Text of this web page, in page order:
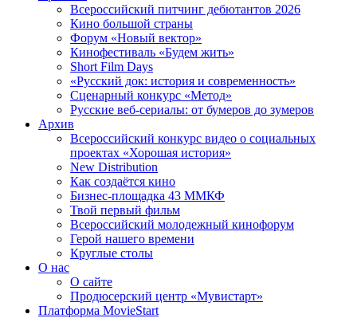
Всероссийский питчинг дебютантов 2026
Кино большой страны
Форум «Новый вектор»
Кинофестиваль «Будем жить»
Short Film Days
«Русский док: история и современность»
Сценарный конкурс «Метод»
Русские веб-сериалы: от бумеров до зумеров
Архив
Всероссийский конкурс видео о социальных
проектах «Хорошая история»
New Distribution
Как создаётся кино
Бизнес-площадка 43 ММКФ
Твой первый фильм
Всероссийский молодежный кинофорум
Герой нашего времени
Круглые столы
О нас
О сайте
Продюсерский центр «Мувистарт»
Платформа MovieStart